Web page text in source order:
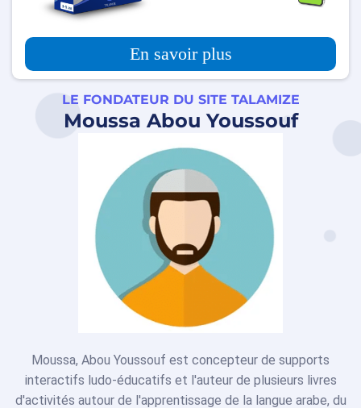
En savoir plus
LE FONDATEUR DU SITE TALAMIZE
Moussa Abou Youssouf
Moussa, Abou Youssouf est concepteur de supports
interactifs ludo-éducatifs et l'auteur de plusieurs livres
d'activités autour de l'apprentissage de la langue arabe, du